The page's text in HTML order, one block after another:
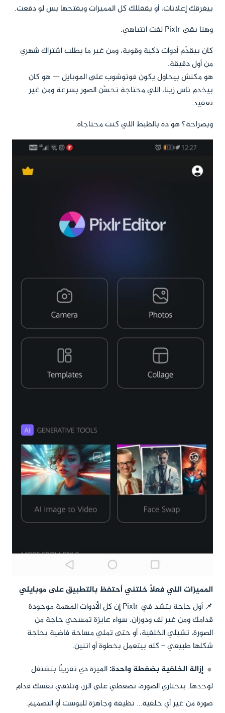
بيغرقك إعلانات، أو يقفللك كل المميزات ويفتحها بس لو دفعت.
وهنا بقى Pixlr لفت انتباهي.
كان بيقدّم أدوات ذكية وقوية، ومن غير ما يطلب اشتراك شهري
من أول دقيقة.
هو مكنش بيحاول يكون فوتوشوب على الموبايل — هو كان
بيخدم ناس زينا، اللي محتاجة تحسّن الصور بسرعة ومن غير
تعقيد.
وبصراحة؟ هو ده بالظبط اللي كنت محتاجاه.
المميزات اللي فعلاً خلتني أحتفظ بالتطبيق على موبايلي
📌 أول حاجة بتشد في Pixlr إن كل الأدوات المهمة موجودة
قدامك ومن غير لف ودوران. سواء عايزة تمسحي حاجة من
الصورة، تشيلي الخلفية، أو حتى تملي مساحة فاضية بحاجة
شكلها طبيعي – كله بيتعمل بخطوة أو اتنين.
إزالة الخلفية بضغطة واحدة:الميزة دي تقريبًا بتشتغل
لوحدها. بتختاري الصورة، تضغطي على الزر، وتلاقي نفسك قدام
صورة من غير أي خلفية… نظيفة وجاهزة للبوست أو التصميم.